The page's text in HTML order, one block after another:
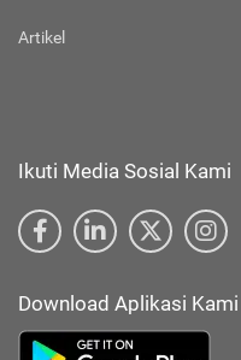
Artikel
Ikuti Media Sosial Kami
Download Aplikasi Kami